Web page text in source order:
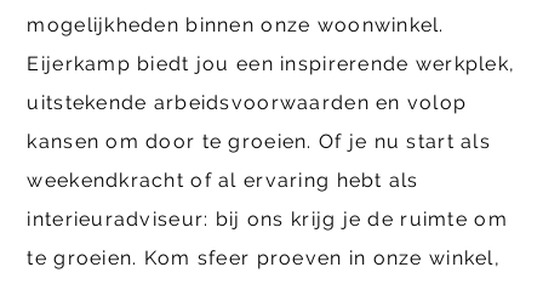
mogelijkheden binnen onze woonwinkel.
Eijerkamp biedt jou een inspirerende werkplek,
uitstekende arbeidsvoorwaarden en volop
kansen om door te groeien. Of je nu start als
weekendkracht of al ervaring hebt als
interieuradviseur: bij ons krijg je de ruimte om
te groeien. Kom sfeer proeven in onze winkel,